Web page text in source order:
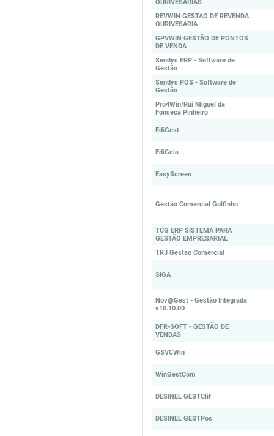
OURIVESARIAS
REVWIN GESTAO DE REVENDA
OURIVESARIA
GPVWIN GESTÃO DE PONTOS
DE VENDA
Sendys ERP - Software de
Gestão
Sendys POS - Software de
Gestão
Pro4Win/Rui Miguel da
Fonseca Pinheiro
EdiGest
EdiGcia
EasyScreen
Gestão Comercial Golfinho
TCG ERP SISTEMA PARA
GESTÃO EMPRESARIAL
TRJ Gestao Comercial
SIGA
Nov@Gest - Gestão Integrada
v10.10.00
DFR-SOFT - GESTÃO DE
VENDAS
GSVCWin
WinGestCom
DESINEL GESTClif
DESINEL GESTPos